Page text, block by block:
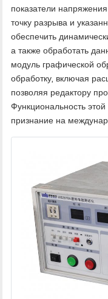
показатели
точку разрыва и
обеспечить
а также обработать
модуль графической
обработку, включая
позволяя редактору
Функциональность
признание на